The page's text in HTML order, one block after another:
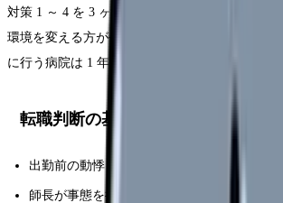
対策 1 ～ 4 を 3 ヶ月試しても改善が見られない
環境を変える方が長期的キャリアには有利です
に行う病院は 1 年以内の転職者にも比較的寛容。
転職判断の基準
出勤前の動悸・不眠・食欲低下が 2 週間以上
師長が事態を把握しても動かない